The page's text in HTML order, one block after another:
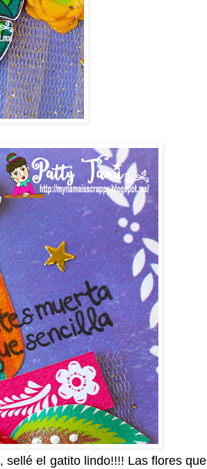
, sellé el gatito lindo!!!! Las flores que